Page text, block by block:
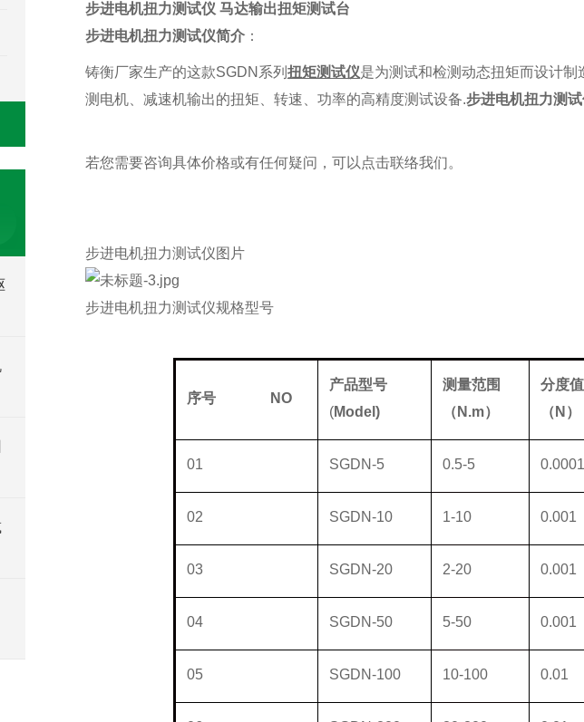
步进电机扭力测试仪 马达输出扭矩测试台
步进电机扭力测试仪简介：
铸衡厂家生产的这款SGDN系列 扭矩测试仪是为测试和检测动态扭矩而设计
测电机、减速机输出的扭矩、转速、功率的高精度测试设备.步进电机扭力测试
若您需要咨询具体价格或有任何疑问，可以点击联络我们。
步进电机扭力测试仪图片
步进电机扭力测试仪规格型号
序号 NO
产品型号
(Model)
测量范围
（ N .m）
分度值
（N ）
01 SGDN-5 0.5-5 0.0001
02 SGDN-10 1-10 0.001
03 SGDN-20 2-20 0.001
04 SGDN-50 5-50 0.001
05 SGDN-100 10-100 0.01